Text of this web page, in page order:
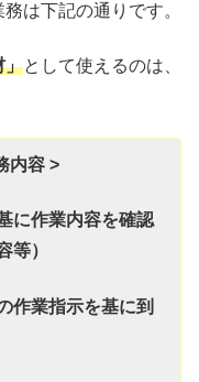
は下記の通りです。
」として使えるのは、
内容 >
に作業内容を確認
等）
作業指示を基に到